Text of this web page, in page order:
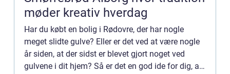
møder kreativ hverdag
Har du købt en bolig i Rødovre, der har nogle
meget slidte gulve? Eller er det ved at være nogle
år siden, at der sidst er blevet gjort noget ved
gulvene i dit hjem? Så er det en god ide for dig, at